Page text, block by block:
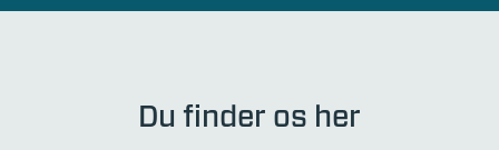
Du finder os her